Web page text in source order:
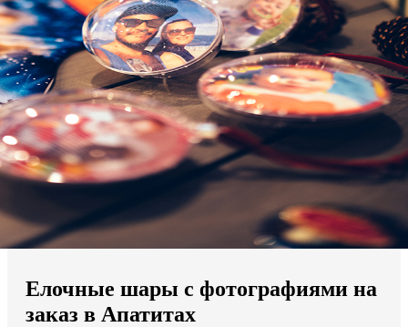
Выберите из списка:
Мы доставляем по всему миру
Продолжить без города
Елочные шары с фотографиями на
заказ в Апатитах